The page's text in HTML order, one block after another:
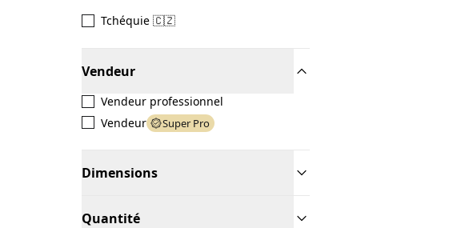
Tchéquie 🇨🇿
Vendeur
Vendeur professionnel
Vendeur
Super Pro
Dimensions
Quantité